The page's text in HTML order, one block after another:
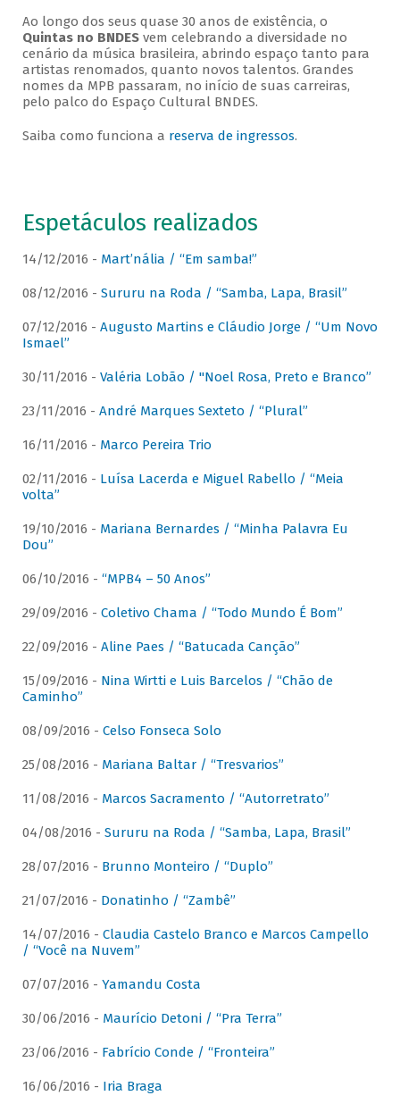
Ao longo dos seus quase 30 anos de existência, o
Quintas no BNDESvem celebrando a diversidade no
cenário da música brasileira, abrindo espaço tanto para
artistas renomados, quanto novos talentos. Grandes
nomes da MPB passaram, no início de suas carreiras,
pelo palco do Espaço Cultural BNDES.
Saiba como funciona a reserva de ingressos.
Espetáculos realizados
14/12/2016 - Mart’nália / “Em samba!”
08/12/2016 - Sururu na Roda / “Samba, Lapa, Brasil”
07/12/2016 - Augusto Martins e Cláudio Jorge / “Um Novo
Ismael”
30/11/2016 - Valéria Lobão / "Noel Rosa, Preto e Branco”
23/11/2016 - André Marques Sexteto / “Plural”
16/11/2016 - Marco Pereira Trio
02/11/2016 - Luísa Lacerda e Miguel Rabello / “Meia
volta”
19/10/2016 - Mariana Bernardes / “Minha Palavra Eu
Dou”
06/10/2016 - “MPB4 – 50 Anos”
29/09/2016 - Coletivo Chama / “Todo Mundo É Bom”
22/09/2016 - Aline Paes / “Batucada Canção”
15/09/2016 - Nina Wirtti e Luis Barcelos / “Chão de
Caminho”
08/09/2016 - Celso Fonseca Solo
25/08/2016 - Mariana Baltar / “Tresvarios”
11/08/2016 - Marcos Sacramento / “Autorretrato”
04/08/2016 - Sururu na Roda / “Samba, Lapa, Brasil”
28/07/2016 - Brunno Monteiro / “Duplo”
21/07/2016 - Donatinho / “Zambê”
14/07/2016 - Claudia Castelo Branco e Marcos Campello
/ “Você na Nuvem”
07/07/2016 - Yamandu Costa
30/06/2016 - Maurício Detoni / “Pra Terra”
23/06/2016 - Fabrício Conde / “Fronteira”
16/06/2016 - Iria Braga